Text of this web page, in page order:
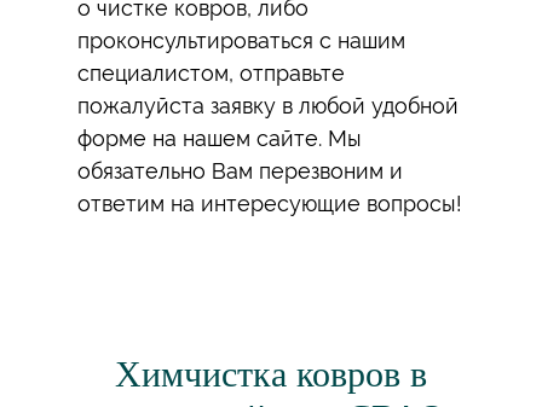
о чистке ковров, либо
проконсультироваться с нашим
специалистом, отправьте
пожалуйста заявку в любой удобной
форме на нашем сайте. Мы
обязательно Вам перезвоним и
ответим на интересующие вопросы!
Химчистка ковров в